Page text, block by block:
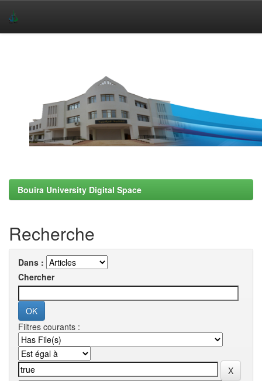
Bouira University Digital Space
Recherche
Dans :
Chercher
Filtres courants :